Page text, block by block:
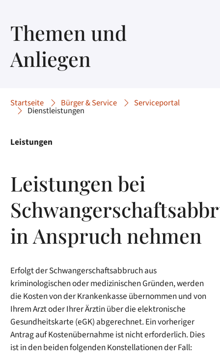
Themen und
Anliegen
Startseite Bürger & Service Serviceportal
Dienstleistungen
Leistungen
Leistungen bei
in Anspruch nehmen
Erfolgt der Schwangerschaftsabbruch aus
kriminologischen oder medizinischen Gründen, werden
die Kosten von der Krankenkasse übernommen und von
Ihrem Arzt oder Ihrer Ärztin über die elektronische
Gesundheitskarte (eGK) abgerechnet. Ein vorheriger
Antrag auf Kostenübernahme ist nicht erforderlich. Dies
ist in den beiden folgenden Konstellationen der Fall: